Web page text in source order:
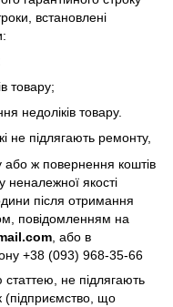
встановлені
товару;
недоліків товару.
не підлягають ремонту,
або ж повернення коштів
якості
після отримання
повідомленням на
, або в
+38 (093) 968-35-66
не підлягають
(підприємство, що